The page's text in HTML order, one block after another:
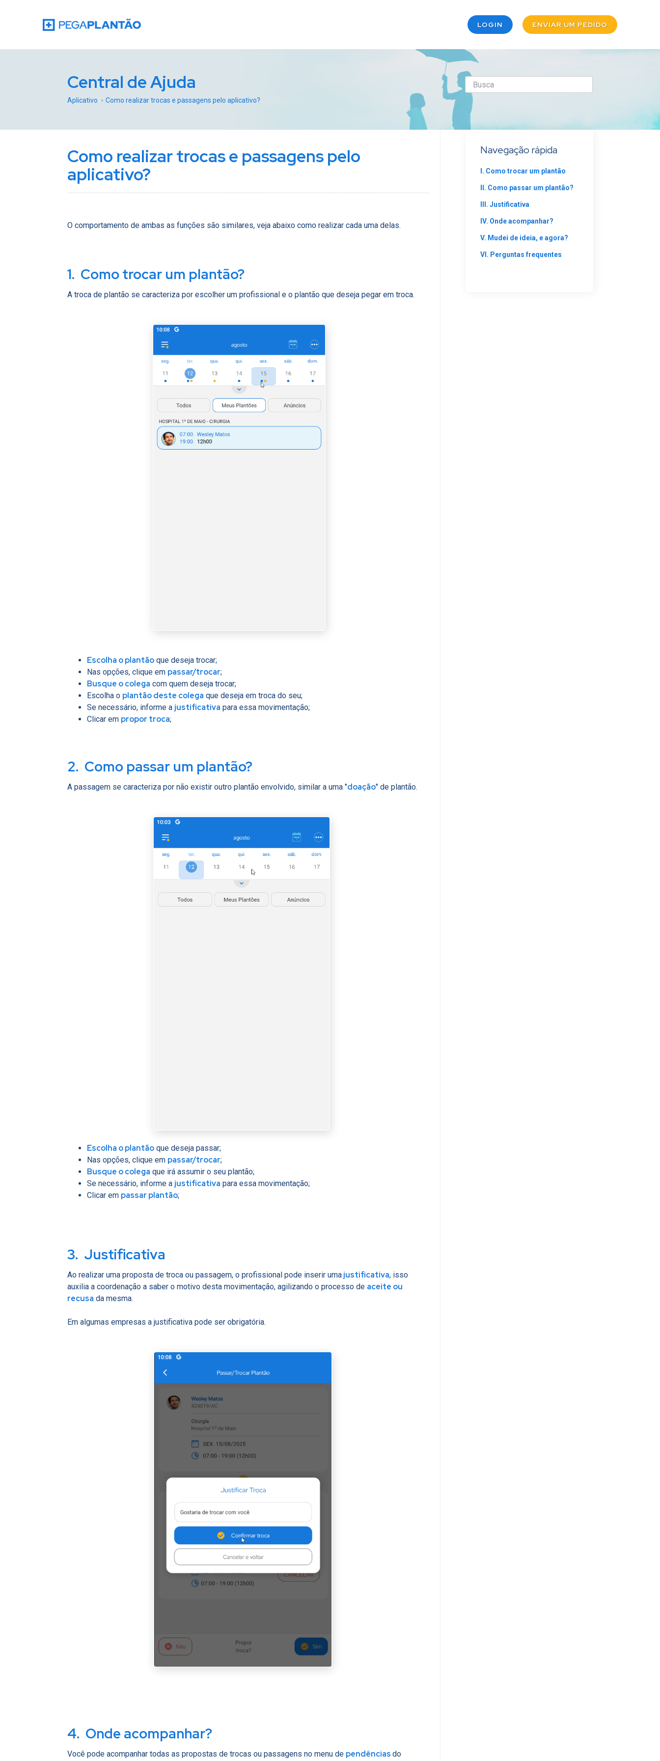
LOGIN ENVIAR UM PEDIDO
Central de Ajuda
Aplicativo Como realizar trocas e passagens pelo aplicativo?
Como realizar trocas e passagens pelo
aplicativo?
O comportamento de ambas as funções são similares, veja abaixo como realizar cada uma delas.
1. Como trocar um plantão?
A troca de plantão se caracteriza por escolher um profissional e o plantão que deseja pegar em troca.
Escolha o plantão que deseja trocar;
Nas opções, clique em passar/trocar;
Busque o colega com quem deseja trocar;
Escolha o plantão deste colega que deseja em troca do seu;
Se necessário, informe a justificativa para essa movimentação;
Clicar em propor troca;
2. Como passar um plantão?
A passagem se caracteriza por não existir outro plantão envolvido, similar a uma "doação" de plantão.
Escolha o plantão que deseja passar;
Nas opções, clique em passar/trocar;
Busque o colega que irá assumir o seu plantão;
Se necessário, informe a justificativa para essa movimentação;
Clicar em passar plantão;
3. Justificativa
Ao realizar uma proposta de troca ou passagem, o profissional pode inserir uma justificativa, isso
auxilia a coordenação a saber o motivo desta movimentação, agilizando o processo de aceite ou
recusa da mesma.
Em algumas empresas a justificativa pode ser obrigatória.
4. Onde acompanhar?
Você pode acompanhar todas as propostas de trocas ou passagens no menu de pendências do
Navegação rápida
I. Como trocar um plantão
II. Como passar um plantão?
III. Justificativa
IV. Onde acompanhar?
V. Mudei de ideia, e agora?
VI. Perguntas frequentes